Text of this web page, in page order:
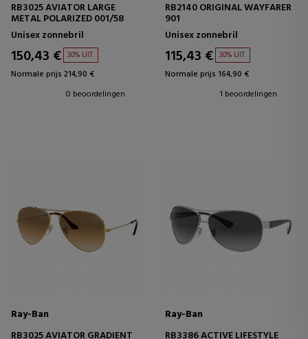
RB3025 AVIATOR LARGE
METAL POLARIZED 001/58
Unisex zonnebril
150,43 € 30% UIT.
Normale prijs 214,90 €
0 beoordelingen
RB2140 ORIGINAL WAYFARER
901
Unisex zonnebril
115,43 € 30% UIT.
Normale prijs 164,90 €
1 beoordelingen
Ray-Ban
Ray-Ban